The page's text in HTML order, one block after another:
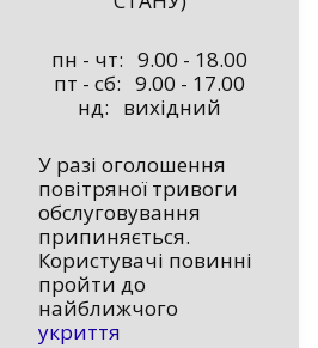
пн - чт: 9.00 - 18.00
пт - сб: 9.00 - 17.00
нд: вихідний
У разі оголошення
повітряної тривоги
обслуговування
припиняється.
Користувачі повинні
пройти до
найближчого
укриття